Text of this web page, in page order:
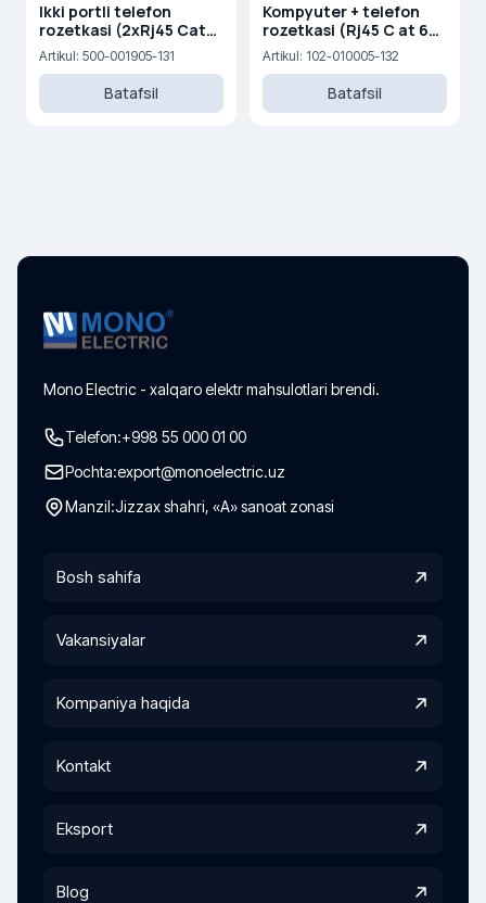
Ikki portli telefon
rozetkasi (2xRj45 Cat
3)
Artikul: 500-001905-131
Batafsil
Kompyuter + telefon
rozetkasi (Rj45 C at 6
+Rj45 Cat 3 )
Artikul: 102-010005-132
Batafsil
Mono Electric - xalqaro elektr mahsulotlari brendi.
Telefon:+998 55 000 01 00
Pochta:export@monoelectric.uz
Manzil:Jizzax shahri, «A» sanoat zonasi
Bosh sahifa
Vakansiyalar
Kompaniya haqida
Kontakt
Eksport
Blog